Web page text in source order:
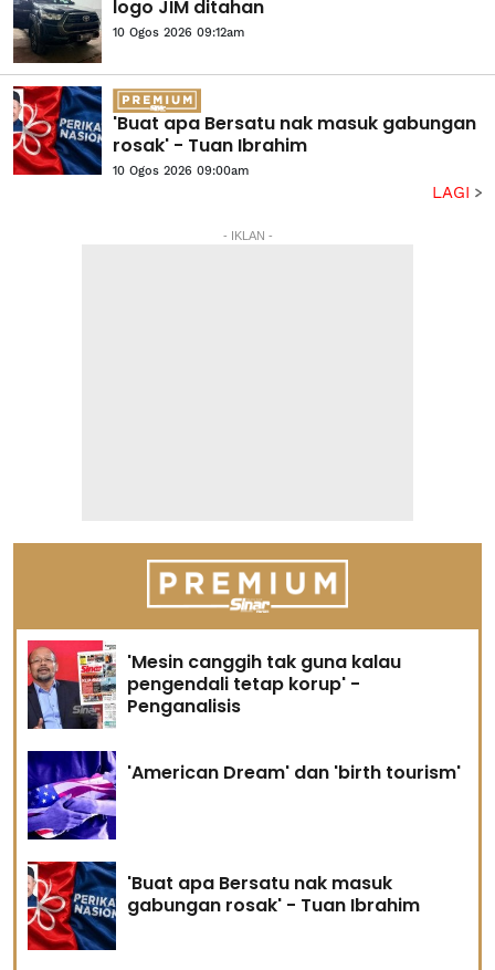
logo JIM ditahan
10 Ogos 2026 09:12am
'Buat apa Bersatu nak masuk gabungan
rosak' - Tuan Ibrahim
10 Ogos 2026 09:00am
LAGI
- IKLAN -
'Mesin canggih tak guna kalau
pengendali tetap korup' -
Penganalisis
'American Dream' dan 'birth tourism'
'Buat apa Bersatu nak masuk
gabungan rosak' - Tuan Ibrahim